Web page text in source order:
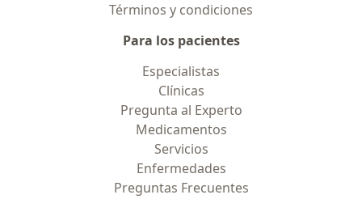
Términos y condiciones
Para los pacientes
Especialistas
Clínicas
Pregunta al Experto
Medicamentos
Servicios
Enfermedades
Preguntas Frecuentes